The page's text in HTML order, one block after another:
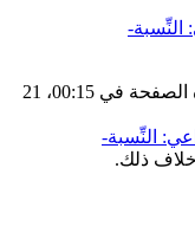
النِّسبة-
آخر تعديل على هذه الصفحة في 00:15، 21
النِّسبة-
ذلك.